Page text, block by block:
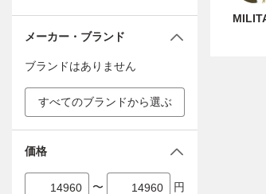
メーカー・ブランド
ブランドはありません
すべてのブランドから選ぶ
価格
〜 円